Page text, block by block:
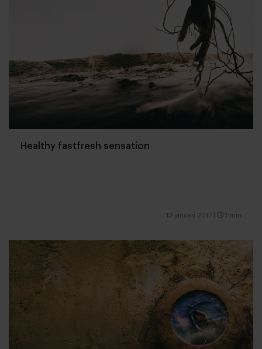
Healthy fastfresh sensation
13 januari 2017 1 min